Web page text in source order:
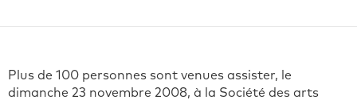
Plus de 100 personnes sont venues assister, le
dimanche 23 novembre 2008, à la Société des arts